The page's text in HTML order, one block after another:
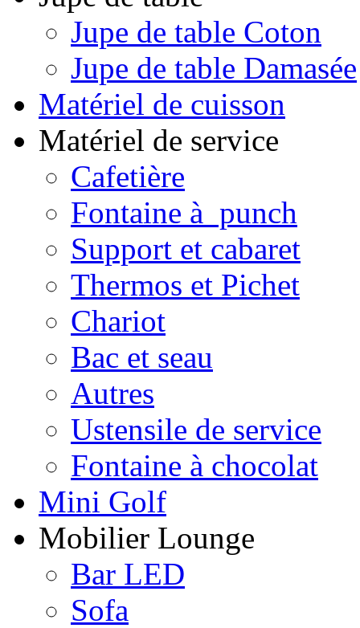
Jupe de table Coton
Jupe de table Damasée
Matériel de cuisson
Matériel de service
Cafetière
Fontaine à punch
Support et cabaret
Thermos et Pichet
Chariot
Bac et seau
Autres
Ustensile de service
Fontaine à chocolat
Mini Golf
Mobilier Lounge
Bar LED
Sofa